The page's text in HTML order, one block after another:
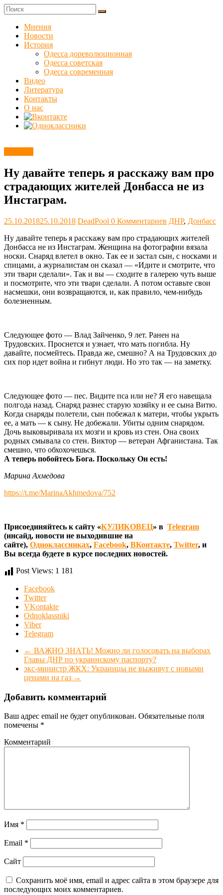
Skip
to
content
Куликовец
Сайт
одесского
сопротивления
Мнения
Новости
История
Одесса дореволюционная
Одесса советская
Одесса современная
Видео
Литература
Контакты
О нас
Ну давайте теперь я расскажу вам про
страдающих жителей Донбасса не из
Инстаграм.
25.10.201825.10.2018 DeadPool 0 Комментариев ДНР, Донбасс
Ну давайте теперь я расскажу вам про страдающих жителей
Донбасса не из Инстаграм. Женщина на фотографии вязала
носки. Снаряд влетел в окно. Так ее и застал сын, с носками и
спицами, а журналистам он сказал — «Идите и смотрите, что
эти твари сделали». Так и вы — сходите в галерею чуть выше
и посмотрите, что эти твари сделали. А потом оставьте свои
насмешки, они возвращаются, и, как правило, чем-нибудь
болезненным.
Следующее фото — Влад Зайченко, 9 лет. Ранен на
Трудовских. Проснется и узнает, что мать погибла. Ну
давайте, посмейтесь. Правда же, смешно? А на Трудовских до
сих пор идет война и гибнут люди. Но это так — на заметку.
Следующее фото — пес. Видите пса или не? Я его навещала
полгода назад. Снаряд разнес старую хозяйку и ее сына Витю.
Когда снаряды полетели, сын побежал к матери, чтобы укрыть
ее, а мать — к сыну. Не добежали. Убиты одним снарядом.
Дочь выковыривала их мозги и кровь из стен. Она своих
родных смывала со стен. Виктор — ветеран Афганистана. Так
смешно, что обхохочешься.
А теперь побойтесь Бога. Поскольку Он есть!
Марина Ахмедова
https://t.me/MarinaAkhmedova/752
Присоединяйтесь к сайту «КУЛИКОВЕЦ» в Telegram
(инсайд, новости не выходившие на
сайте), Одноклассниках, Facebook, ВКонтакте, Twitter, и
Вы всегда будете в курсе последних новостей.
Post Views: 1 181
Facebook
Twitter
VKontakte
Odnoklassniki
Viber
Telegram
← ВАЖНО ЗНАТЬ! Можно ли голосовать на выборах
Главы ДНР по украинскому паспорту?
экс-министр ЖКХ: Украинцы не выживут с новыми
ценами на газ →
Добавить комментарий
Ваш адрес email не будет опубликован. Обязательные поля
помечены *
Комментарий
Имя *
Email *
Сайт
Сохранить моё имя, email и адрес сайта в этом браузере для
последующих моих комментариев.